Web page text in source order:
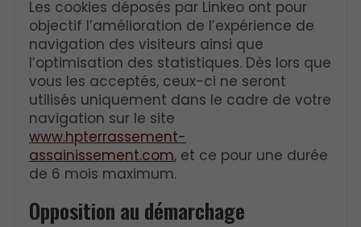
Les cookies déposés par Linkeo ont pour
objectif l’amélioration de l’expérience de
navigation des visiteurs ainsi que
l’optimisation des statistiques. Dès lors que
vous les acceptés, ceux-ci ne seront
utilisés uniquement dans le cadre de votre
navigation sur le site
www.hpterrassement-
assainissement.com, et ce pour une durée
de 6 mois maximum.
Opposition au démarchage